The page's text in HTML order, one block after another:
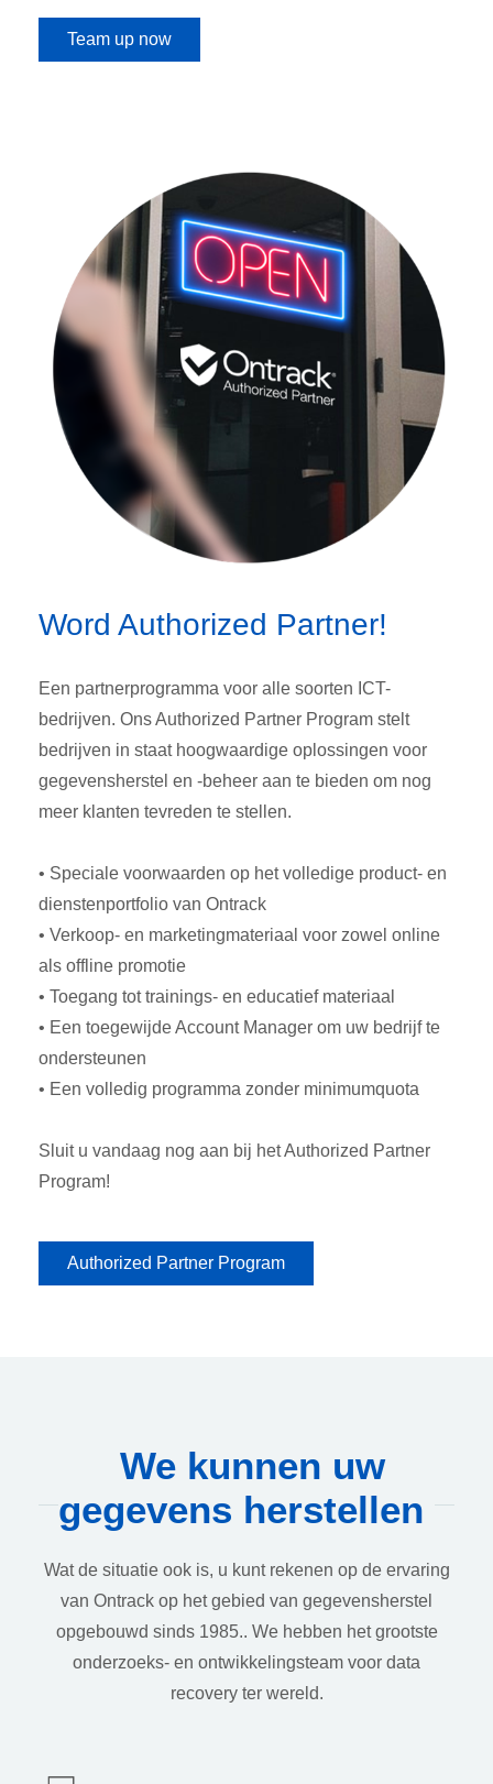
Team up now
Word Authorized Partner!
Een partnerprogramma voor alle soorten ICT-
bedrijven. Ons Authorized Partner Program stelt
bedrijven in staat hoogwaardige oplossingen voor
gegevensherstel en -beheer aan te bieden om nog
meer klanten tevreden te stellen.
• Speciale voorwaarden op het volledige product- en
dienstenportfolio van Ontrack
• Verkoop- en marketingmateriaal voor zowel online
als offline promotie
• Toegang tot trainings- en educatief materiaal
• Een toegewijde Account Manager om uw bedrijf te
ondersteunen
• Een volledig programma zonder minimumquota
Sluit u vandaag nog aan bij het Authorized Partner
Program!
Authorized Partner Program
We kunnen uw
gegevens herstellen
Wat de situatie ook is, u kunt rekenen op de ervaring
van Ontrack op het gebied van gegevensherstel
opgebouwd sinds 1985.. We hebben het grootste
onderzoeks- en ontwikkelingsteam voor data
recovery ter wereld.